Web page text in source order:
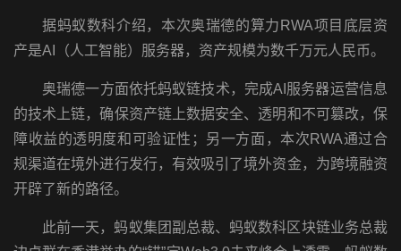
据蚂蚁数科介绍，本次奥瑞德的算力RWA项目底层资
产是AI（人工智能）服务器，资产规模为数千万元人民币。
奥瑞德一方面依托蚂蚁链技术，完成AI服务器运营信息
的技术上链，确保资产链上数据安全、透明和不可篡改，保
障收益的透明度和可验证性；另一方面，本次RWA通过合
规渠道在境外进行发行，有效吸引了境外资金，为跨境融资
开辟了新的路径。
此前一天，蚂蚁集团副总裁、蚂蚁数科区块链业务总裁